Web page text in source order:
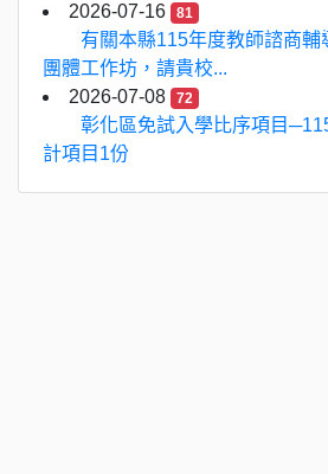
2026-07-16
81
有關本縣115年度教師諮商輔
團體工作坊，請貴校...
2026-07-08
72
彰化區免試入學比序項目
計項目1份